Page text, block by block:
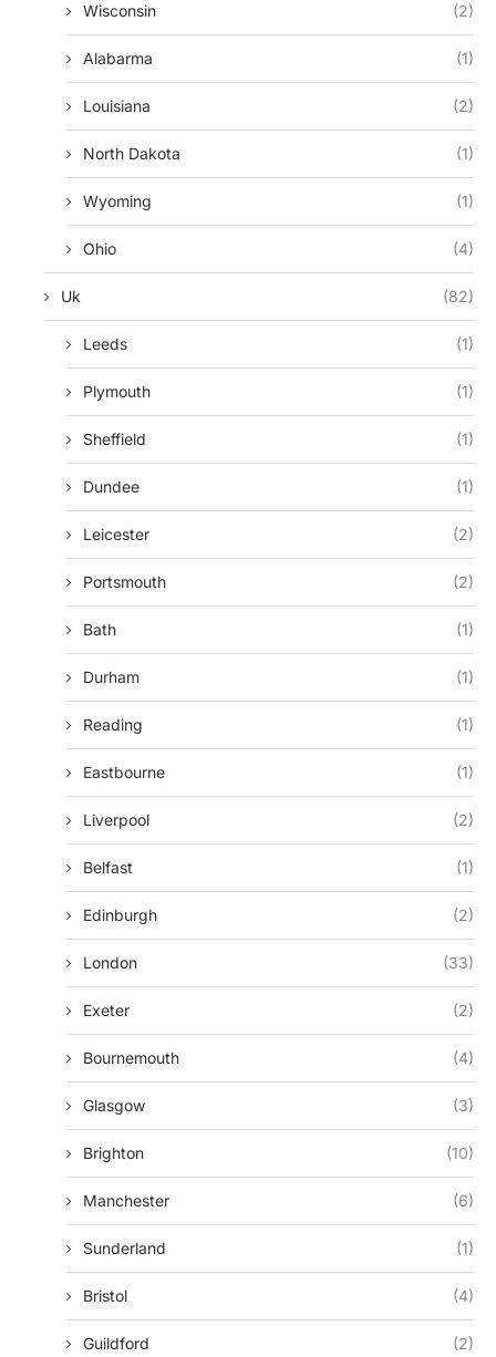
Wisconsin (2)
Alabarma (1)
Louisiana (2)
North Dakota (1)
Wyoming (1)
Ohio (4)
Uk (82)
Leeds (1)
Plymouth (1)
Sheffield (1)
Dundee (1)
Leicester (2)
Portsmouth (2)
Bath (1)
Durham (1)
Reading (1)
Eastbourne (1)
Liverpool (2)
Belfast (1)
Edinburgh (2)
London (33)
Exeter (2)
Bournemouth (4)
Glasgow (3)
Brighton (10)
Manchester (6)
Sunderland (1)
Bristol (4)
Guildford (2)